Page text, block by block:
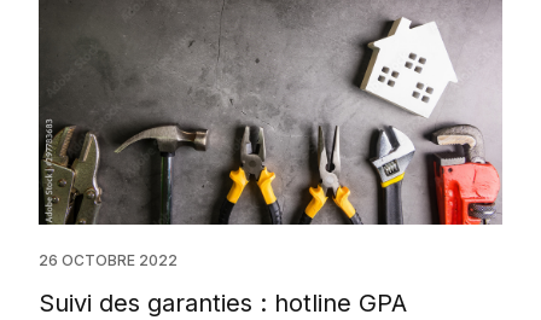
26 OCTOBRE 2022
Suivi des garanties : hotline GPA